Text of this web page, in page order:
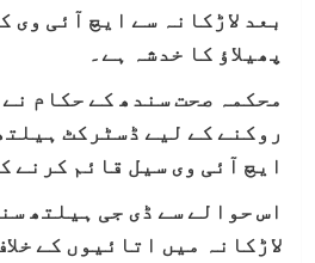
بعد لاڑکانہ سے ایچ آئی وی
پھیلاؤ کا خدشہ ہے۔
محکمہ صحت سندھ کے حکام
روکنے کے لیے ڈسٹرکٹ
ایچ آئی وی سیل قائم کرنے
اس حوالے سے ڈی جی ہیلتھ
لاڑکانہ میں اتائیوں کے